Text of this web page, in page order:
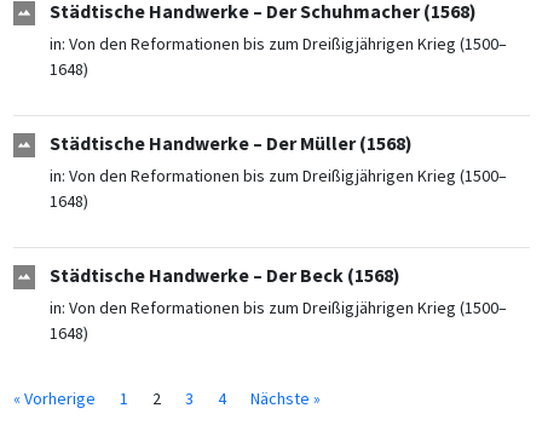
Städtische Handwerke – Der Schuhmacher (1568)
in: Von den Reformationen bis zum Dreißigjährigen Krieg (1500–
1648)
Städtische Handwerke – Der Müller (1568)
in: Von den Reformationen bis zum Dreißigjährigen Krieg (1500–
1648)
Städtische Handwerke – Der Beck (1568)
in: Von den Reformationen bis zum Dreißigjährigen Krieg (1500–
1648)
« Vorherige 1 2 3 4 Nächste »